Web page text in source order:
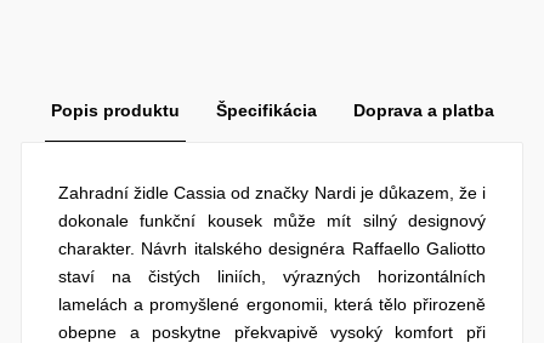
Popis produktu Špecifikácia Doprava a platba
Zahradní židle Cassia od značky Nardi je důkazem, že i
dokonale funkční kousek může mít silný designový
charakter. Návrh italského designéra Raffaello Galiotto
staví na čistých liniích, výrazných horizontálních
lamelách a promyšlené ergonomii, která tělo přirozeně
obepne a poskytne překvapivě vysoký komfort při